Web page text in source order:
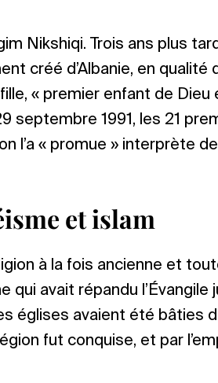
Nikshiqi. Trois ans plus
créé d’Albanie, en qualité
« premier enfant de Dieu
septembre 1991, les 21
l’a « promue » interprète de
et islam
à la fois ancienne et
qui avait répandu l’Évangile
églises avaient été bâties
fut conquise, et par